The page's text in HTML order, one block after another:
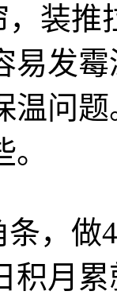
，装推
易发
温问
，做
积月